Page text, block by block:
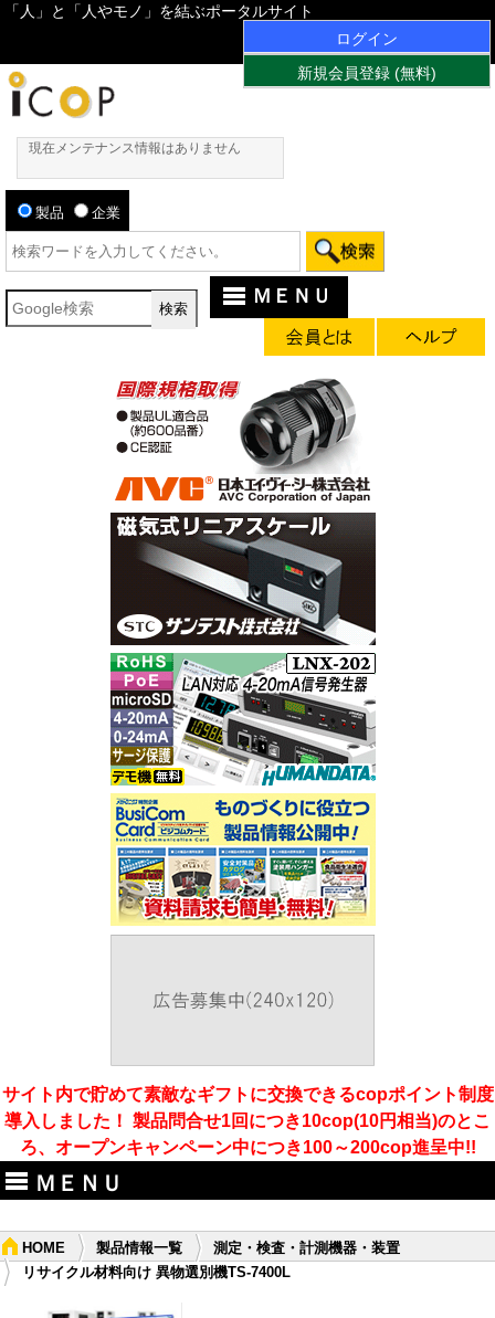
「人」と「人やモノ」を結ぶポータルサイト
ログイン
新規会員登録 (無料)
現在メンテナンス情報はありません
製品 企業
ＭＥＮＵ
サイト内で貯めて素敵なギフトに交換できるcopポイント制度
導入しました！ 製品問合せ1回につき10cop(10円相当)のとこ
ろ、オープンキャンペーン中につき100～200cop進呈中!!
ＭＥＮＵ
HOME 製品情報一覧
測定・検査・計測機器・装置
リサイクル材料向け 異物選別機TS-7400L